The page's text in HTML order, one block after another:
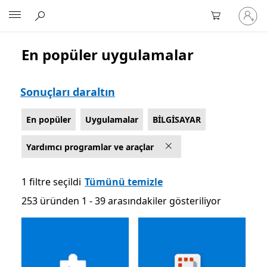
oturum
açın
Microsoft.com'u listele
En popüler uygulamalar
Sonuçları daraltın
En popüler Uygulamalar BİLGİSAYAR
Yardımcı programlar ve araçlar
1 filtre seçildi Tümünü temizle
253 üründen 1 - 39 arasındakiler gösteriliyor
253 üründen 1 - 39 arasındakiler gösteriliyor